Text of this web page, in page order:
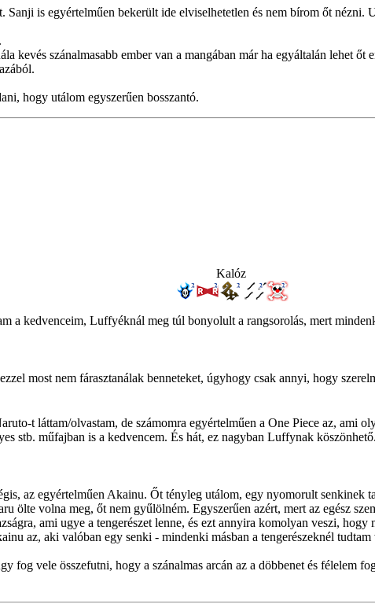
is egyértelműen bekerült ide elviselhetetlen és nem bírom őt nézni.
kevés szánalmasabb ember van a mangában már ha egyáltalán lehet őt
hogy utálom egyszerűen bosszantó.
Kalóz
a kedvenceim, Luffyéknál meg túl bonyolult a rangsorolás, mert
most nem fárasztanálak benneteket, úgyhogy csak annyi, hogy
t láttam/olvastam, de számomra egyértelműen a One Piece az, ami
stb. műfajban is a kedvencem. És hát, ez nagyban Luffynak köszönhető.
az egyértelműen Akainu. Őt tényleg utálom, egy nyomorult senkinek
ölte volna meg, őt nem gyűlölném. Egyszerűen azért, mert az egész
ami ugye a tengerészet lenne, és ezt annyira komolyan veszi,
az, aki valóban egy senki - mindenki másban a tengerészeknél
fog vele összefutni, hogy a szánalmas arcán az a döbbenet és félelem